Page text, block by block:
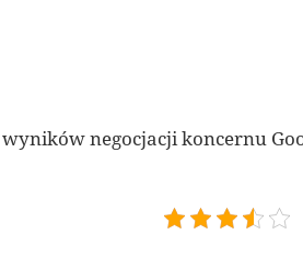
negocjacji koncernu